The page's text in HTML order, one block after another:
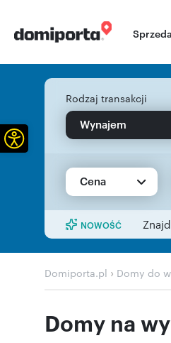
Rodzaj transakcji
Wynajem
Cena
NOWOŚĆ
Domiporta.pl › Domy do
Domy na
Otwórz pasek narzędzi